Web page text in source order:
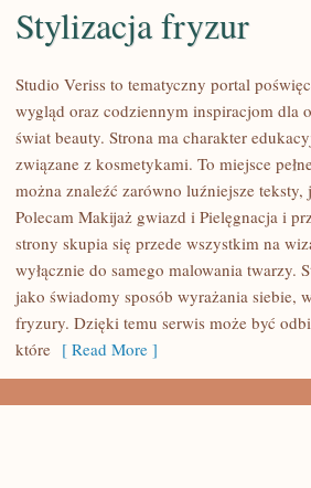
STYLIZACJA
FRYZUR
Stylizacja fryzur
Studio Veriss to tematyczny portal
wygląd oraz codziennym inspiracjom dla
świat beauty. Strona ma charakter
związane z kosmetykami. To miejsce
można znaleźć zarówno luźniejsze
Polecam Makijaż gwiazd i Pielęgnacja i
strony skupia się przede wszystkim na
wyłącznie do samego malowania twarzy.
jako świadomy sposób wyrażania siebie,
fryzury. Dzięki temu serwis może być
które [ Read More ]